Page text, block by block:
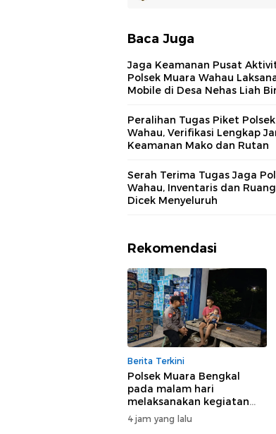
Baca Juga
Jaga Keamanan Pusat
Polsek Muara Wahau
Mobile di Desa Nehas Liah
Peralihan Tugas Piket
Wahau, Verifikasi Lengkap
Keamanan Mako dan Rutan
Serah Terima Tugas Jaga
Wahau, Inventaris dan
Dicek Menyeluruh
Rekomendasi
Berita Terkini
Polsek Muara Bengkal
pada malam hari
melaksanakan kegiatan
patroli unit samapta di
wilayahnya secara rutin
4 jam yang lalu